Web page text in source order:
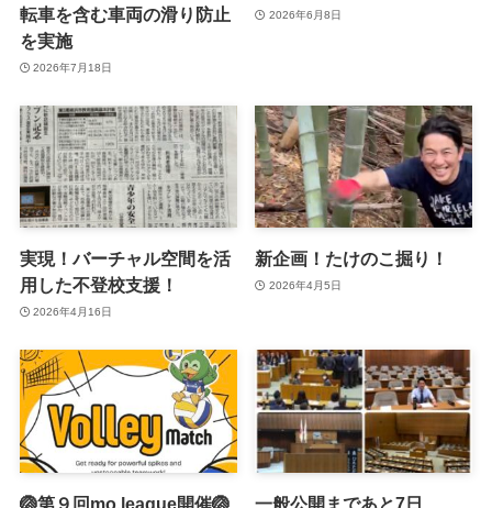
転車を含む車両の滑り防止
を実施
2026年7月18日
2026年6月8日
実現！バーチャル空間を活
用した不登校支援！
2026年4月16日
新企画！たけのこ掘り！
2026年4月5日
🏐第９回mo.league開催🏐 一般公開まであと7日